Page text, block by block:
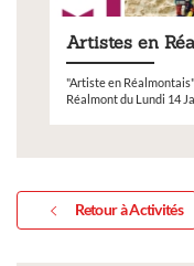
Artistes en
"Artiste en
Réalmont du Lundi 14
Retour à Activités